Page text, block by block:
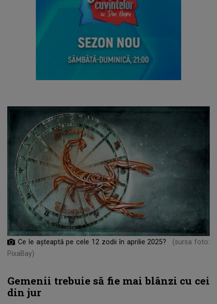
Ce le așteaptă pe cele 12 zodii în aprilie 2025?
(sursa foto:
PixaBay)
Gemenii trebuie să fie mai blânzi cu cei
din jur